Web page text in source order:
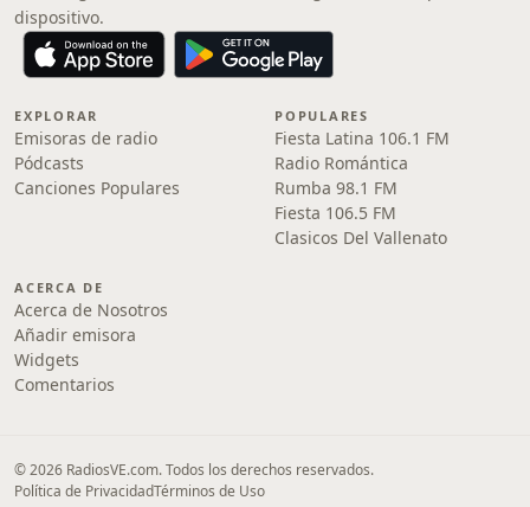
dispositivo.
EXPLORAR
Emisoras de radio
Pódcasts
Canciones Populares
POPULARES
Fiesta Latina 106.1 FM
Radio Romántica
Rumba 98.1 FM
Fiesta 106.5 FM
Clasicos Del Vallenato
ACERCA DE
Acerca de Nosotros
Añadir emisora
Widgets
Comentarios
© 2026 RadiosVE.com. Todos los derechos reservados.
Política de PrivacidadTérminos de Uso